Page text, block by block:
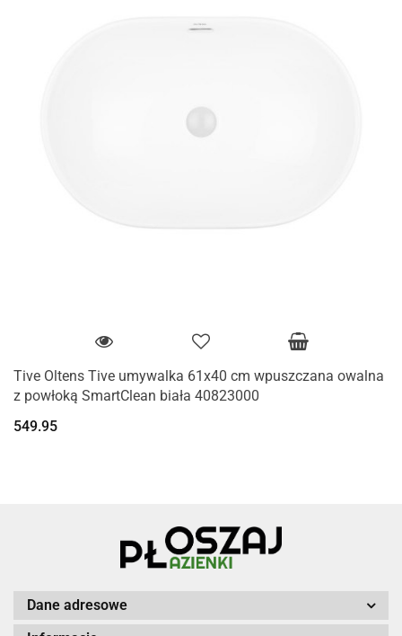
Tive Oltens Tive umywalka 61x40 cm wpuszczana owalna
z powłoką SmartClean biała 40823000
549.95
Dane adresowe